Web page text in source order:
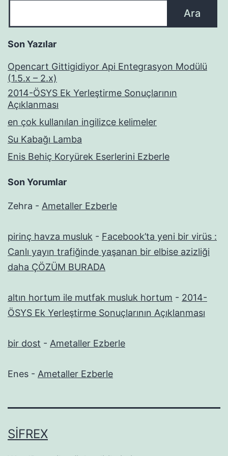
Ara
Son Yazılar
Opencart Gittigidiyor Api Entegrasyon Modülü
(1.5.x – 2.x)
2014-ÖSYS Ek Yerleştirme Sonuçlarının
Açıklanması
en çok kullanılan ingilizce kelimeler
Su Kabağı Lamba
Enis Behiç Koryürek Eserlerini Ezberle
Son Yorumlar
Zehra - Ametaller Ezberle
pirinç havza musluk - Facebook’ta yeni bir virüs :
Canlı yayın trafiğinde yaşanan bir elbise azizliği
daha ÇÖZÜM BURADA
altın hortum ile mutfak musluk hortum - 2014-
ÖSYS Ek Yerleştirme Sonuçlarının Açıklanması
bir dost - Ametaller Ezberle
Enes - Ametaller Ezberle
SIFREX